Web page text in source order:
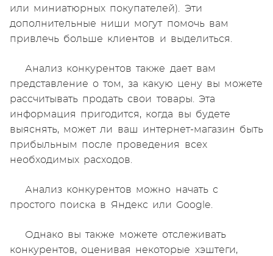
или миниатюрных покупателей). Эти
дополнительные ниши могут помочь вам
привлечь больше клиентов и выделиться.
Анализ конкурентов также дает вам
представление о том, за какую цену вы можете
рассчитывать продать свои товары. Эта
информация пригодится, когда вы будете
выяснять, может ли ваш интернет-магазин быть
прибыльным после проведения всех
необходимых расходов.
Анализ конкурентов можно начать с
простого поиска в Яндекс или Google.
Однако вы также можете отслеживать
конкурентов, оценивая некоторые хэштеги,